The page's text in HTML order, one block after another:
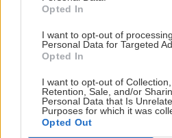
Opted In
I want to opt-out of
Personal Data for Targeted
Opted In
I want to opt-out of Collection,
Retention, Sale, and/or
Personal Data that Is
Purposes for which it was
Opted Out
βασικός πυλώνας της
πετρέλαιο εξακολουθεί να
συγκεκριμένες χρήσεις, όπως η
Υπό αυτή την οπτική, το
τόσο ως καύσιμο